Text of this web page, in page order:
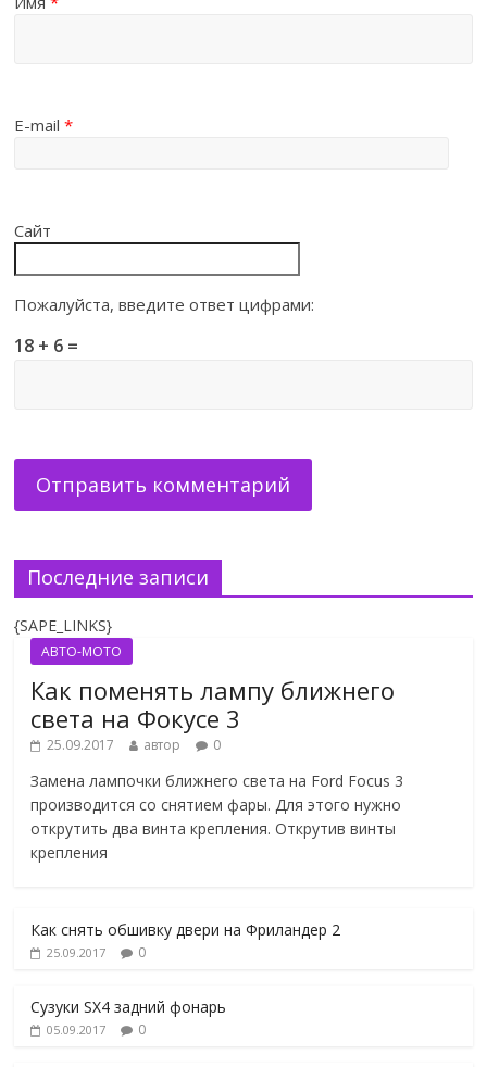
E-mail*
Сайт
Пожалуйста, введите ответ цифрами:
18 + 6 =
Последние записи
{SAPE_LINKS}
АВТО-МОТО
Как поменять лампу ближнего
света на Фокусе 3
25.09.2017 автор 0
Замена лампочки ближнего света на Ford Focus 3
производится со снятием фары. Для этого нужно
открутить два винта крепления. Открутив винты
крепления
Как снять обшивку двери на Фриландер 2
25.09.2017 0
Сузуки SX4 задний фонарь
05.09.2017 0